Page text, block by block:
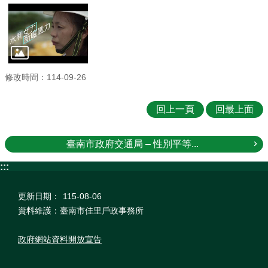
修改時間：114-09-26
回上一頁 回最上面
臺南市政府交通局 – 性別平等...
:::
更新日期：
115-08-06
資料維護：臺南市佳里戶政事務所
政府網站資料開放宣告